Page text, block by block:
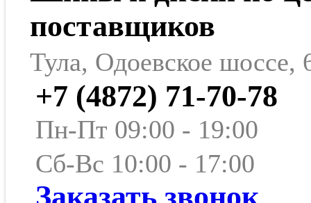
поставщиков
Тула, Одоевское шоссе,
+7 (4872) 71-70-78
Пн-Пт 09:00 - 19:00
Сб-Вс 10:00 - 17:00
Заказать звонок